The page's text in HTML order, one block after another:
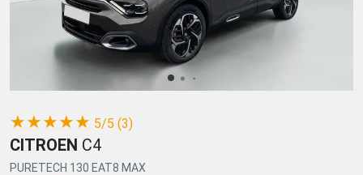
(*)
★
(*)★
(*) ★
(*) ★
(*) ★ 5/5 (3)
CITROEN C4
PURETECH 130 EAT8 MAX